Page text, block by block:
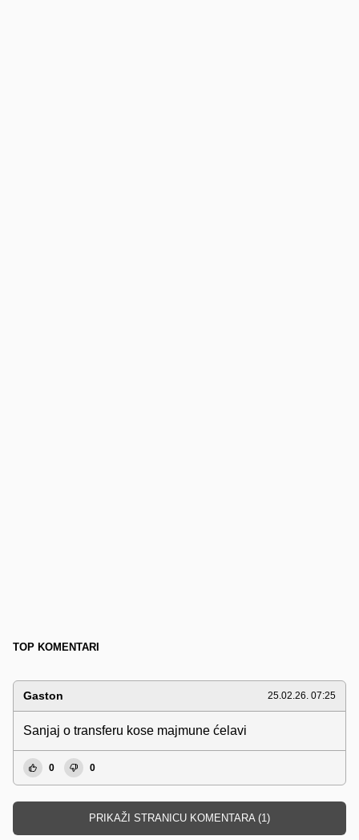
TOP KOMENTARI
Gaston 25.02.26. 07:25
Sanjaj o transferu kose majmune ćelavi
0 0
PRIKAŽI STRANICU KOMENTARA (1)